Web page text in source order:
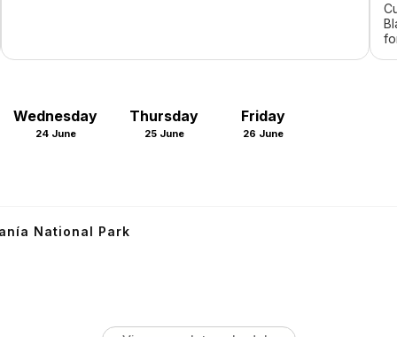
Wednesday
24 June
Thursday
25 June
Friday
26 June
National Park